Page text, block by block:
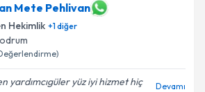
Mete Pehlivan
Hekimlik +1diğer
yardımcıgüler yüz iyi hizmet hiç
Devamı